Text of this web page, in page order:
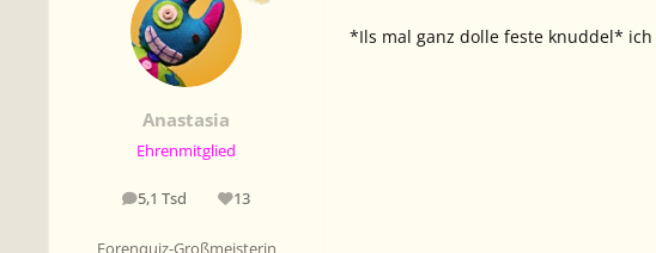
Anastasia
Ehrenmitglied
5,1 Tsd
Beiträge 13
Reputation
Forenquiz-Großmeisterin
*Ils mal ganz dolle feste knuddel*